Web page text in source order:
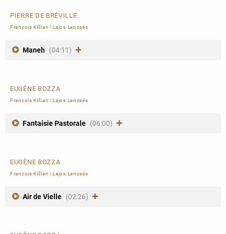
PIERRE DE BRÉVILLE
Francois Killian |Lajos Lencsés
Maneh (04:11)
EUGÈNE BOZZA
Francois Killian |Lajos Lencsés
Fantaisie Pastorale (06:00)
EUGÈNE BOZZA
Francois Killian |Lajos Lencsés
Air de Vielle (02:26)